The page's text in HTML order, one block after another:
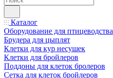
Каталог
Оборудование для птицеводства
Брудера для цыплят
Клетки для кур несушек
Клетки для бройлеров
Поддоны для клеток бролеров
Сетка для клеток бройлеров